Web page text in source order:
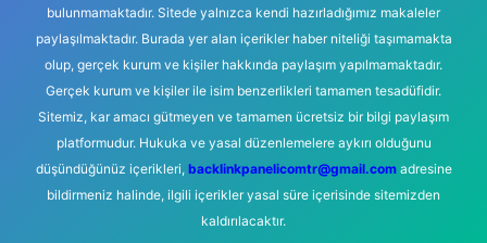
bulunmamaktadır. Sitede yalnızca kendi hazırladığımız makaleler
paylaşılmaktadır. Burada yer alan içerikler haber niteliği taşımamakta
olup, gerçek kurum ve kişiler hakkında paylaşım yapılmamaktadır.
Gerçek kurum ve kişiler ile isim benzerlikleri tamamen tesadüfidir.
Sitemiz, kar amacı gütmeyen ve tamamen ücretsiz bir bilgi paylaşım
platformudur. Hukuka ve yasal düzenlemelere aykırı olduğunu
düşündüğünüz içerikleri, backlinkpanelicomtr@gmail.comadresine
bildirmeniz halinde, ilgili içerikler yasal süre içerisinde sitemizden
kaldırılacaktır.